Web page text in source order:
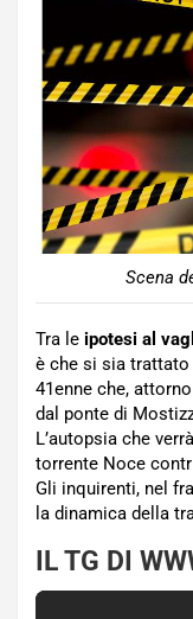
Scena
Tra le ipotesi al
è che si sia trattato
41enne che,
dal ponte di
L’autopsia che
torrente Noce
Gli inquirenti, nel
la dinamica della
IL TG DI